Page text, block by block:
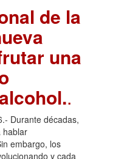
de la
una
.
Durante décadas,
hablar
embargo, los
y cada